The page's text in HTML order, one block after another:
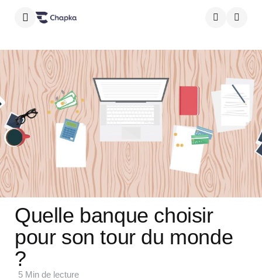
Quelle banque choisir
pour son tour du monde
?
5 Min de lecture